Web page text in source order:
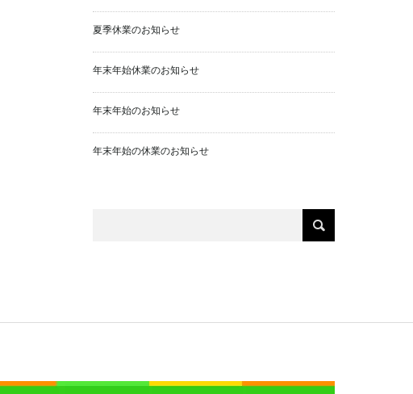
夏季休業のお知らせ
年末年始休業のお知らせ
年末年始のお知らせ
年末年始の休業のお知らせ